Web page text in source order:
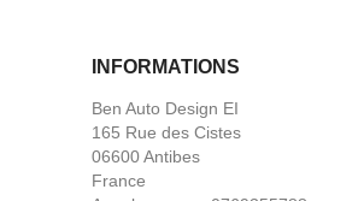
INFORMATIONS
Ben Auto Design EI
165 Rue des Cistes
06600 Antibes
France